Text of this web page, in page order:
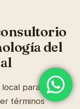
del
para
términos